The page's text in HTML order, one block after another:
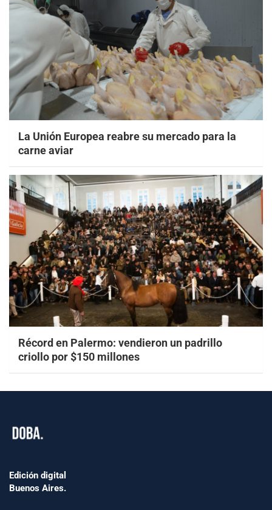
La Unión Europea reabre su mercado para la
carne aviar
Récord en Palermo: vendieron un padrillo
criollo por $150 millones
Edición digital
Buenos Aires.